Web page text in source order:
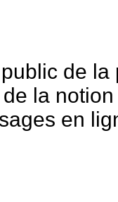
de la
la
en